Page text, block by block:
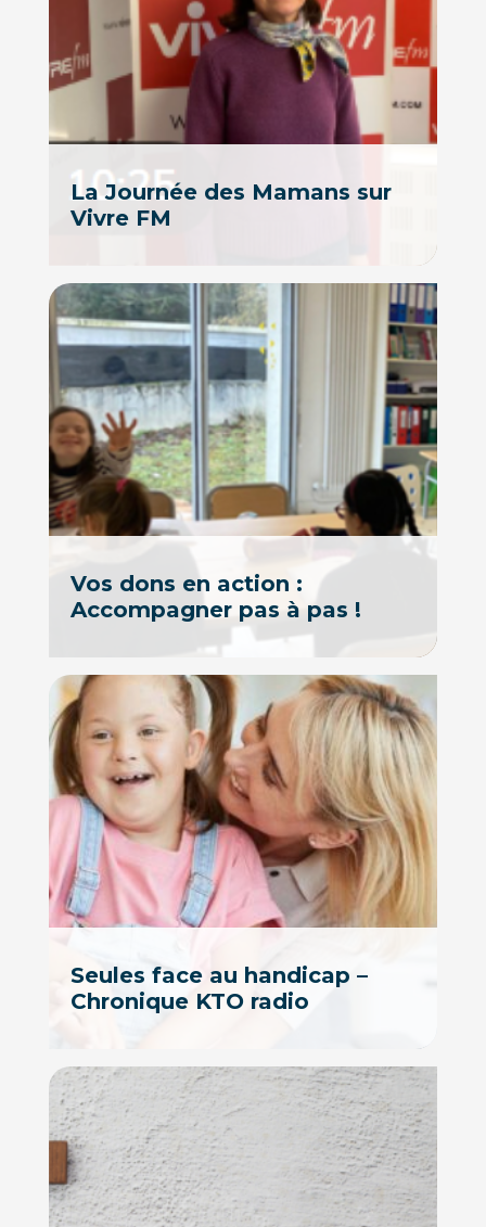
La Journée des Mamans sur
Vivre FM
Vos dons en action :
Accompagner pas à pas !
Seules face au handicap –
Chronique KTO radio